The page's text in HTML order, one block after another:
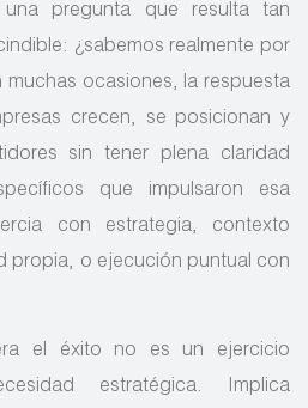
pregunta que resulta tan
¿sabemos realmente por
muchas ocasiones, la respuesta
crecen, se posicionan y
sin tener plena claridad
que impulsaron esa
con estrategia, contexto
propia, o ejecución puntual con
el éxito no es un ejercicio
estratégica. Implica